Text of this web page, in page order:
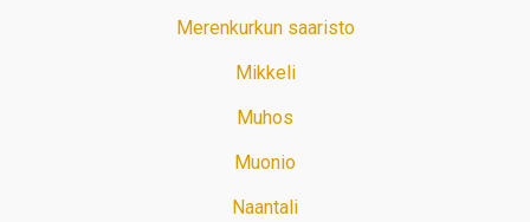
Merenkurkun saaristo
Mikkeli
Muhos
Muonio
Naantali